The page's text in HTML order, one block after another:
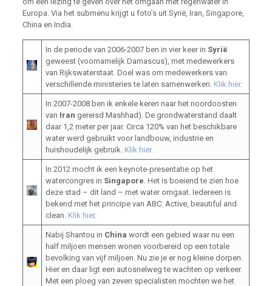
Europa. Via het submenu krijgt u foto’s uit Syrië, Iran, Singapore,
China en India.
In de periode van 2006-2007 ben in vier keer in Syrië
geweest (voornamelijk Damascus), met medewerkers
van Rijkswaterstaat. Doel was om medewerkers van
verschillende ministeries te laten samenwerken. Klik hier.
In 2007-2008 ben ik enkele keren naar het noordoosten
van Iran gereisd Mashhad). De grondwaterstand daalt
daar 1,2 meter per jaar. Circa 120% van het beschikbare
water werd gebruikt voor landbouw, industrie en
huishoudelijk gebruik. Klik hier.
In 2012 mocht ik een keynote-presentatie op het
watercongres in Singapore. Het is boeiend te zien hoe
deze stad – dit land – met water omgaat. Iedereen is
bekend met het principe van ABC: Active, beautiful and
clean. Klik hier.
Nabij Shantou in China wordt een gebied waar nu een
half miljoen mensen wonen voorbereid op een totale
bevolking van vijf miljoen. Nu zie je er nog kleine dorpen.
Hier en daar ligt een autosnelweg te wachten op verkeer.
Met een ploeg van zeven specialisten mochten we het